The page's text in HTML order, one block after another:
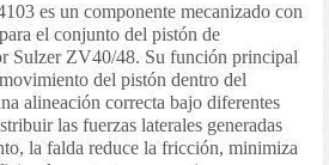
es un componente mecanizado con
el conjunto del pistón de
Sulzer ZV40/48. Su función principal
del pistón dentro del
alineación correcta bajo diferentes
las fuerzas laterales generadas
la falda reduce la fricción, minimiza